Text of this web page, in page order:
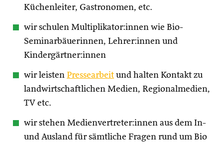
Küchenleiter, Gastronomen, etc.
wir schulen Multiplikator:innen wie Bio-
Seminarbäuerinnen, Lehrer:innen und
Kindergärtner:innen
wir leisten Pressearbeit und halten Kontakt zu
landwirtschaftlichen Medien, Regionalmedien,
TV etc.
wir stehen Medienvertreter:innen aus dem In-
und Ausland für sämtliche Fragen rund um Bio